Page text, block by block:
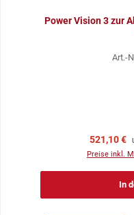
Power Vision 3 zur
Art.-
521,10 €
Preise inkl.
In